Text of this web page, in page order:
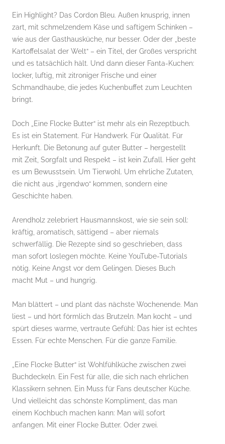
Ein Highlight? Das Cordon Bleu. Außen knusprig, innen
zart, mit schmelzendem Käse und saftigem Schinken –
wie aus der Gasthausküche, nur besser. Oder der „beste
Kartoffelsalat der Welt“ – ein Titel, der Großes verspricht
und es tatsächlich hält. Und dann dieser Fanta-Kuchen:
locker, luftig, mit zitroniger Frische und einer
Schmandhaube, die jedes Kuchenbuffet zum Leuchten
bringt.
Doch „Eine Flocke Butter“ ist mehr als ein Rezeptbuch.
Es ist ein Statement. Für Handwerk. Für Qualität. Für
Herkunft. Die Betonung auf guter Butter – hergestellt
mit Zeit, Sorgfalt und Respekt – ist kein Zufall. Hier geht
es um Bewusstsein. Um Tierwohl. Um ehrliche Zutaten,
die nicht aus „irgendwo“ kommen, sondern eine
Geschichte haben.
Arendholz zelebriert Hausmannskost, wie sie sein soll:
kräftig, aromatisch, sättigend – aber niemals
schwerfällig. Die Rezepte sind so geschrieben, dass
man sofort loslegen möchte. Keine YouTube-Tutorials
nötig. Keine Angst vor dem Gelingen. Dieses Buch
macht Mut – und hungrig.
Man blättert – und plant das nächste Wochenende. Man
liest – und hört förmlich das Brutzeln. Man kocht – und
spürt dieses warme, vertraute Gefühl: Das hier ist echtes
Essen. Für echte Menschen. Für die ganze Familie.
„Eine Flocke Butter“ ist Wohlfühlküche zwischen zwei
Buchdeckeln. Ein Fest für alle, die sich nach ehrlichen
Klassikern sehnen. Ein Muss für Fans deutscher Küche.
Und vielleicht das schönste Kompliment, das man
einem Kochbuch machen kann: Man will sofort
anfangen. Mit einer Flocke Butter. Oder zwei.